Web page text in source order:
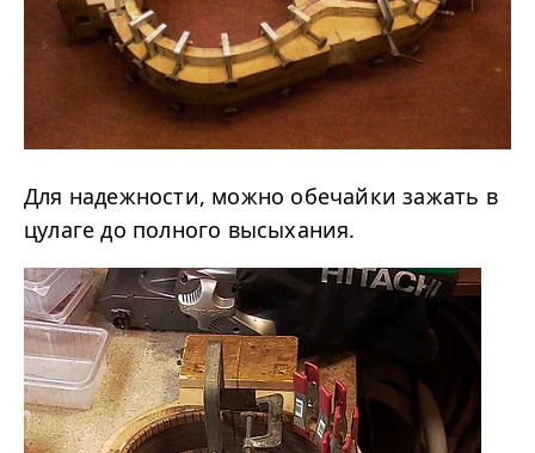
Для надежности, можно обечайки зажать в
цулаге до полного высыхания.